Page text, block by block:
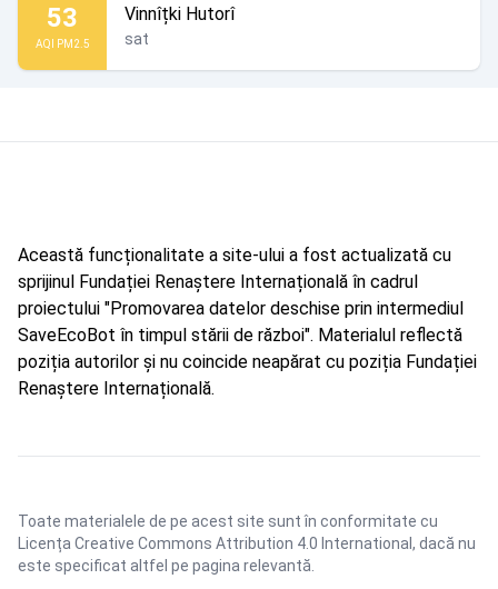
53
AQI PM2.5
Vinnîțki Hutorî
sat
Această funcționalitate a site-ului a fost actualizată cu
sprijinul Fundației Renaștere Internațională în cadrul
proiectului "Promovarea datelor deschise prin intermediul
SaveEcoBot în timpul stării de război". Materialul reflectă
poziția autorilor și nu coincide neapărat cu poziția Fundației
Renaștere Internațională.
Toate materialele de pe acest site sunt în conformitate cu
Licența Creative Commons Attribution 4.0 International , dacă nu
este specificat altfel pe pagina relevantă.